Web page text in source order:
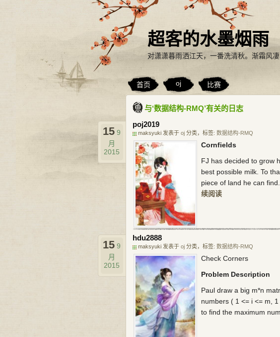
超客的水墨烟雨
对潇潇暮雨洒江天，一番洗清秋。渐霜风
首页 oj 比赛
与‘数据结构-RMQ’有关的日志
poj2019
maksyuki 发表于 oj 分类，标签: 数据结构-RMQ
15 9
月
2015
Cornfields
FJ has decided to grow
best possible milk. To
piece of land he can
续阅读
hdu2888
maksyuki 发表于 oj 分类，标签: 数据结构-RMQ
15 9
月
2015
Check Corners
Problem Description
Paul draw a big m*n
numbers ( 1 <= i <= m,
to find the maximum